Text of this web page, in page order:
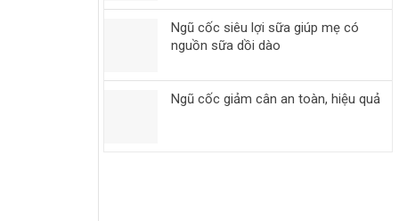
Ngũ cốc siêu lợi sữa giúp mẹ có
nguồn sữa dồi dào
Ngũ cốc giảm cân an toàn, hiệu quả